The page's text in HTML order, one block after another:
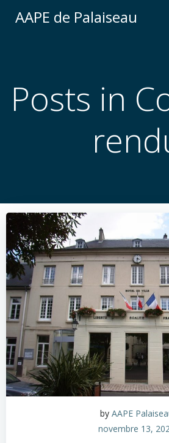
AAPE de Palaiseau
Posts in
by AAPE
novembre 13,